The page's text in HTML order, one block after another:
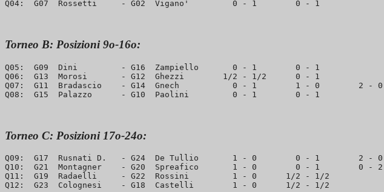
Torneo B: Posizioni 9o-16o:
Q05:  G09  Dini         - G16  Zampiello       0 - 1        0 - 1
Q06:  G13  Morosi       - G12  Ghezzi        1/2 - 1/2      0 - 1
Q07:  G11  Bradascio    - G14  Gnech           0 - 1        1 - 0        2 - 0
Torneo C: Posizioni 17o-24o:
Q09:  G17  Rusnati D.   - G24  De Tullio       1 - 0        0 - 1        2 - 0
Q10:  G21  Montagner    - G20  Spreafico       1 - 0        0 - 1        0 - 2
Q11:  G19  Radaelli     - G22  Rossini         1 - 0      1/2 - 1/2